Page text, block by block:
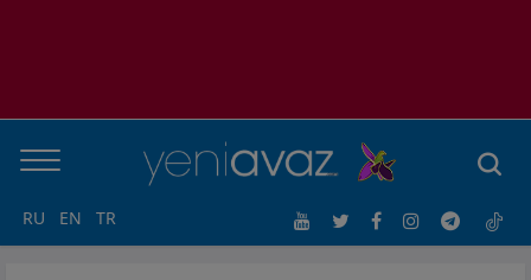
RU EN TR